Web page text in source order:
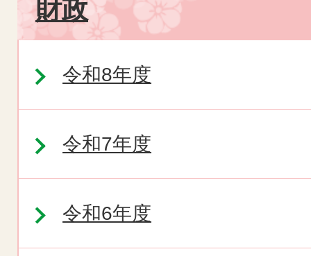
財政
令和8年度
令和7年度
令和6年度